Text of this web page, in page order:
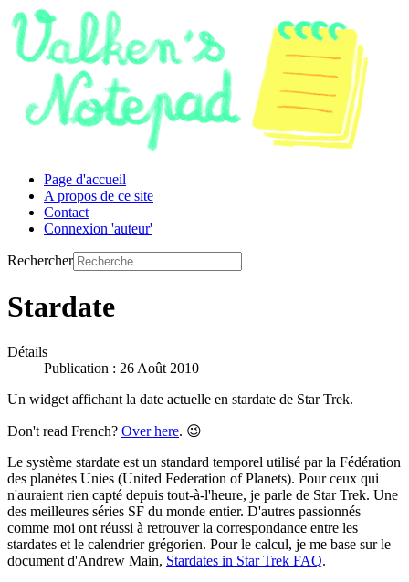
Page d'accueil
A propos de ce site
Contact
Connexion 'auteur'
Rechercher
Stardate
Détails
Publication : 26 Août 2010
Un widget affichant la date actuelle en stardate de Star Trek.
Don't read French? Over here. 😉
Le système stardate est un standard temporel utilisé par la Fédération
des planètes Unies (United Federation of Planets). Pour ceux qui
n'auraient rien capté depuis tout-à-l'heure, je parle de Star Trek. Une
des meilleures séries SF du monde entier. D'autres passionnés
comme moi ont réussi à retrouver la correspondance entre les
stardates et le calendrier grégorien. Pour le calcul, je me base sur le
document d'Andrew Main, Stardates in Star Trek FAQ.